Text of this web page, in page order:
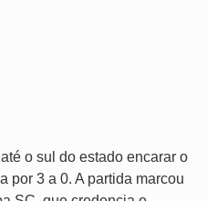
o sul do estado encarar o
por 3 a 0. A partida marcou